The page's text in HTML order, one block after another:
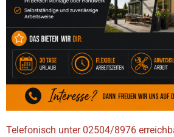
Telefonisch unter 02504/8976